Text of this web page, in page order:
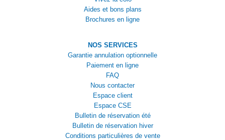
Aides et bons plans
Brochures en ligne
NOS SERVICES
Garantie annulation optionnelle
Paiement en ligne
FAQ
Nous contacter
Espace client
Espace CSE
Bulletin de réservation été
Bulletin de réservation hiver
Conditions particulières de vente